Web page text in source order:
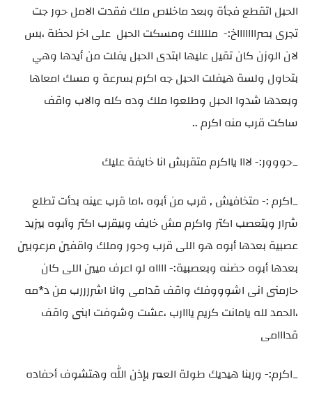
الحبل اتقطع فجأة وبعد ماخلاص ملك فقدت الامل حور جت
تجرى بصراااااااخ:- مللللك ومسكت الحبل على اخر لحظة ،بس
لان الوزن كان تقيل عليها ابتدى الحبل يفلت من أيدها وهي
بتحاول ولسة هيفلت الحبل جه اكرم بسرعة و مسك امعاها
وبعدها شدوا الحبل وطلعوا ملك وده كله والاب واقف
ساكت قرب منه اكرم ..
_حووور:- لااا يااكرم متقربش انا خايفة عليك
_اكرم :- متخافيش , قرب من أبوه ،اما قرب عينه بدأت تطلع
شرار ويتعصب اكتر واكرم مش خايف وبيقرب اكتر وأبوه بيزيد
عصبية بعدها أبوه هو اللى قرب وحور وملك واقفين مرعوبين
بعدها أبوه حضنه وبعصبية:- ااااه لو اعرف ميين اللى كان
حارمنى انى اشوووفك واقف قدامى وانا اشررررب من د*مه
،الحمد لله يامانت كريم يااارب ،عشت وشوفت ابنى واقف
قدااامى
_اكرم:- وربنا هيديك طولة العمر بإذن الله وهتشوف أحفاده